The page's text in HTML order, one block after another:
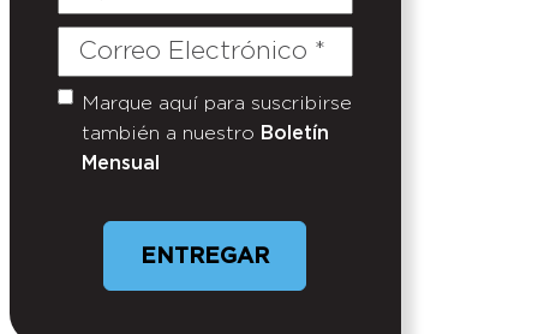
Correo
Untitled
Marque aquí para suscribirse
también a nuestro Boletín
Mensual